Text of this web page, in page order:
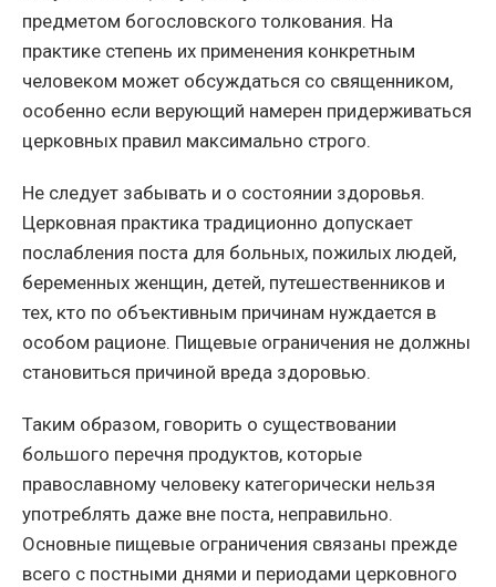
предметом богословского толкования. На
практике степень их применения конкретным
человеком может обсуждаться со священником,
особенно если верующий намерен придерживаться
церковных правил максимально строго.
Не следует забывать и о состоянии здоровья.
Церковная практика традиционно допускает
послабления поста для больных, пожилых людей,
беременных женщин, детей, путешественников и
тех, кто по объективным причинам нуждается в
особом рационе. Пищевые ограничения не должны
становиться причиной вреда здоровью.
Таким образом, говорить о существовании
большого перечня продуктов, которые
православному человеку категорически нельзя
употреблять даже вне поста, неправильно.
Основные пищевые ограничения связаны прежде
всего с постными днями и периодами церковного